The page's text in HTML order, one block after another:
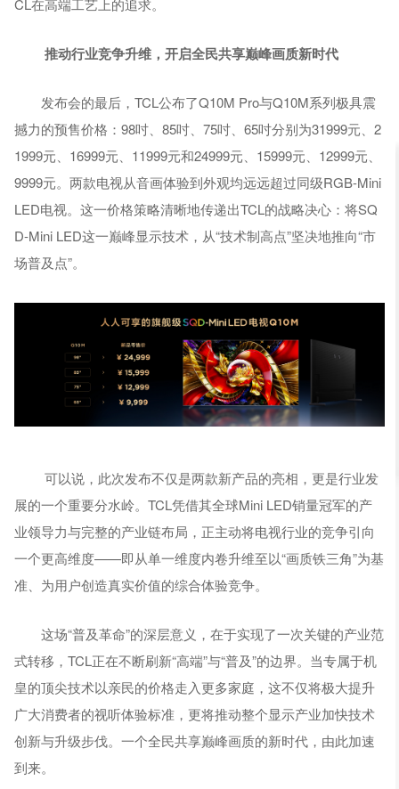
CL在高端工艺上的追求。
推动行业竞争升维 ，开启全民共享巅峰画质新时代
发布会的最后，TCL公布了Q10M Pro与Q10M系列极具震
撼力的预售价格：98吋、85吋、75吋、65吋分别为31999元、2
1999元、16999元、11999元和24999元、15999元、12999元、
9999元。两款电视从音画体验到外观均远远超过同级RGB-Mini
LED电视。这一价格策略清晰地传递出TCL的战略决心：将SQ
D-Mini LED这一巅峰显示技术，从“技术制高点”坚决地推向“市
场普及点”。
可以说，此次发布不仅是两款新产品的亮相，更是行业发
展的一个重要分水岭。TCL凭借其全球Mini LED销量冠军的产
业领导力与完整的产业链布局，正主动将电视行业的竞争引向
一个更高维度——即从单一维度内卷升维至以“画质铁三角”为基
准、为用户创造真实价值的综合体验竞争。
这场“普及革命”的深层意义，在于实现了一次关键的产业范
式转移，TCL正在不断刷新“高端”与“普及”的边界。当专属于机
皇的顶尖技术以亲民的价格走入更多家庭，这不仅将极大提升
广大消费者的视听体验标准，更将推动整个显示产业加快技术
创新与升级步伐。一个全民共享巅峰画质的新时代，由此加速
到来。